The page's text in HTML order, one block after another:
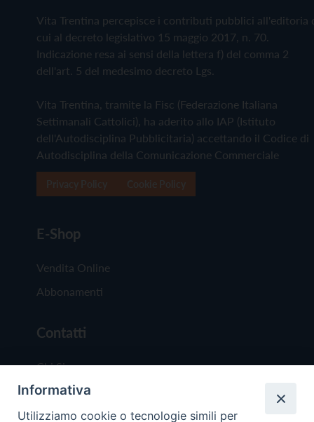
Vita Trentina percepisce i contributi pubblici all'editoria
cui al decreto legislativo 15 maggio 2017, n. 70.
Indicazione resa ai sensi della lettera f) del comma 2
dell'art. 5 del medesimo decreto Lgs.
Vita Trentina, tramite la Fisc (Federazione Italiana
Settimanali Cattolici), ha aderito allo IAP (Istituto
dell'Autodisciplina Pubblicitaria) accettando il Codice di
Autodisciplina della Comunicazione Commerciale
E-Shop
Vendita Online
Abbonamenti
Contatti
Chi Siamo
Redazione
Scrivici
Informativa
Utilizziamo cookie o tecnologie simili per